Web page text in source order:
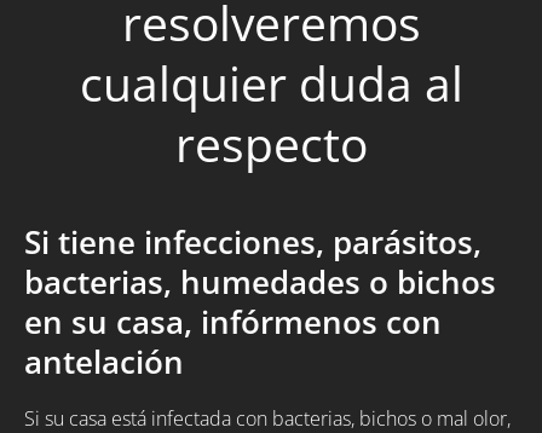
resolveremos
cualquier duda al
respecto
Si tiene infecciones, parásitos,
bacterias, humedades o bichos
en su casa, infórmenos con
antelación
Si su casa está infectada con bacterias, bichos o mal olor,